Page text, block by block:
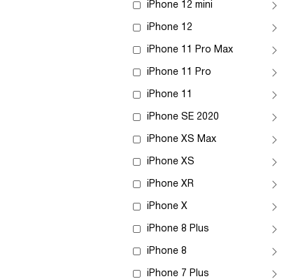
iPhone 12 mini
iPhone 12
iPhone 11 Pro Max
iPhone 11 Pro
iPhone 11
iPhone SE 2020
iPhone XS Max
iPhone XS
iPhone XR
iPhone X
iPhone 8 Plus
iPhone 8
iPhone 7 Plus